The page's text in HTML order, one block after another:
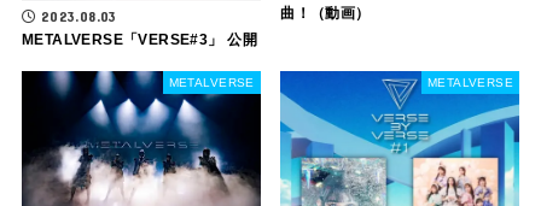
2023.08.03
METALVERSE「VERSE#3」 公開
曲！（動画）
METALVERSE METALVERSE